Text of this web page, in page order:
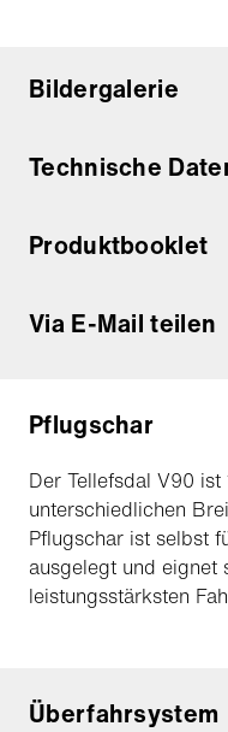
Bildergalerie
Technische
Produktbooklet
Via E-Mail teilen
Pflugschar
Der Tellefsdal V90
unterschiedlichen
Pflugschar ist selbst
ausgelegt und eignet
leistungsstärksten
Überfahrsystem